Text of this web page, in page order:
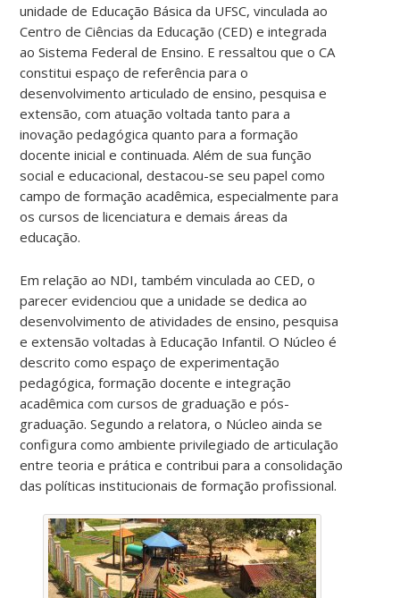
unidade de Educação Básica da UFSC, vinculada ao
Centro de Ciências da Educação (CED) e integrada
ao Sistema Federal de Ensino. E ressaltou que o CA
constitui espaço de referência para o
desenvolvimento articulado de ensino, pesquisa e
extensão, com atuação voltada tanto para a
inovação pedagógica quanto para a formação
docente inicial e continuada. Além de sua função
social e educacional, destacou-se seu papel como
campo de formação acadêmica, especialmente para
os cursos de licenciatura e demais áreas da
educação.
Em relação ao NDI, também vinculada ao CED, o
parecer evidenciou que a unidade se dedica ao
desenvolvimento de atividades de ensino, pesquisa
e extensão voltadas à Educação Infantil. O Núcleo é
descrito como espaço de experimentação
pedagógica, formação docente e integração
acadêmica com cursos de graduação e pós-
graduação. Segundo a relatora, o Núcleo ainda se
configura como ambiente privilegiado de articulação
entre teoria e prática e contribui para a consolidação
das políticas institucionais de formação profissional.